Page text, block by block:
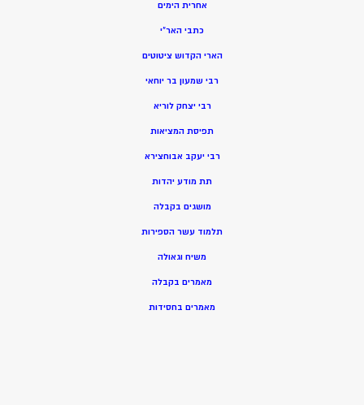
אחרית הימים
כתבי האר”י
הארי הקדוש ציטוטים
רבי שמעון בר יוחאי
רבי יצחק לוריא
תפיסת המציאות
רבי יעקב אבוחצירא
תת מודע יהדות
מושגים בקבלה
תלמוד עשר הספירות
משיח וגאולה
מאמרים בקבלה
מאמרים בחסידות